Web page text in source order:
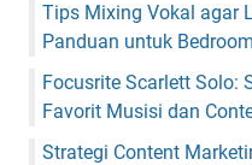
Tips Mixing Vokal agar
Panduan untuk
Focusrite Scarlett Solo:
Favorit Musisi dan
Strategi Content